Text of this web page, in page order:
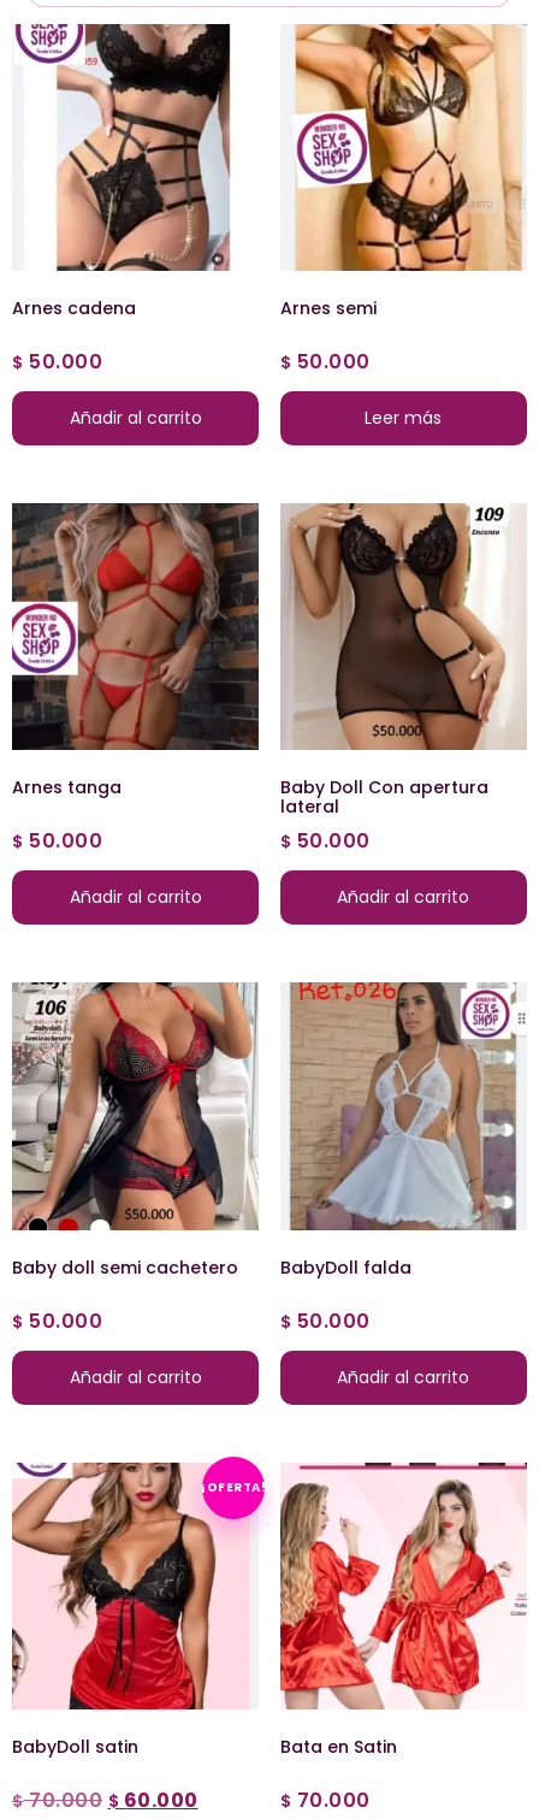
Arnes cadena
$ 50.000
Añadir al carrito
Arnes semi
$ 50.000
Leer más
Arnes tanga
$ 50.000
Añadir al carrito
Baby Doll Con apertura
lateral
$ 50.000
Añadir al carrito
Baby doll semi cachetero
$ 50.000
Añadir al carrito
BabyDoll falda
$ 50.000
Añadir al carrito
¡OFERTA!
BabyDoll satin
$70.000 $ 60.000
Bata en Satin
$ 70.000